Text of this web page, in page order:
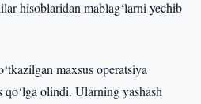
hisoblaridan mablag‘larni yechib
maxsus operatsiya
qo‘lga olindi. Ularning yashash